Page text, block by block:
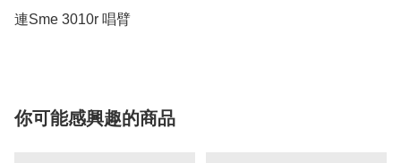
你可能感興趣的商品